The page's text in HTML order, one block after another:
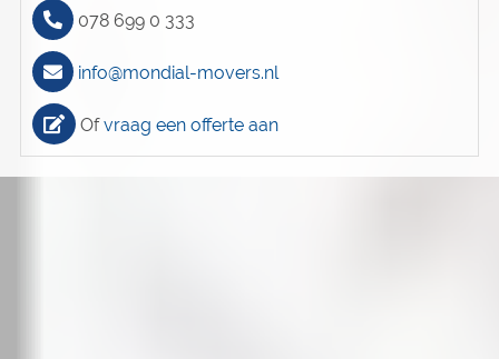
078 699 0 333
info@mondial-movers.nl
Ofvraag een offerte aan